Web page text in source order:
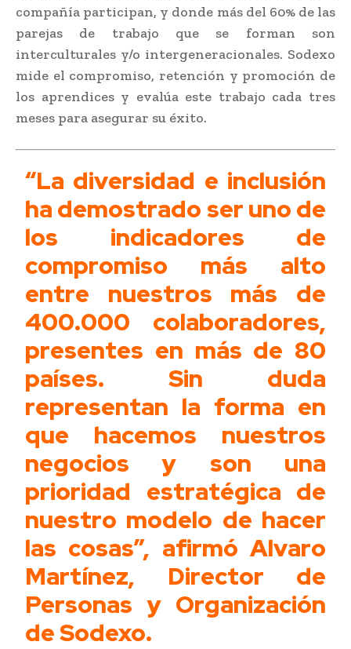
compañía participan, y donde más del 60% de las
parejas de trabajo que se forman son
interculturales y/o intergeneracionales. Sodexo
mide el compromiso, retención y promoción de
los aprendices y evalúa este trabajo cada tres
meses para asegurar su éxito.
“La diversidad e inclusión
ha demostrado ser uno de
los indicadores de
compromiso más alto
entre nuestros más de
400.000 colaboradores,
presentes en más de 80
países. Sin duda
representan la forma en
que hacemos nuestros
negocios y son una
prioridad estratégica de
nuestro modelo de hacer
las cosas”, afirmó Alvaro
Martínez, Director de
Personas y Organización
de Sodexo.